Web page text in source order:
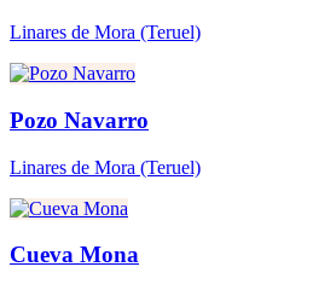
Linares de Mora (Teruel)
Pozo Navarro
Linares de Mora (Teruel)
Cueva Mona